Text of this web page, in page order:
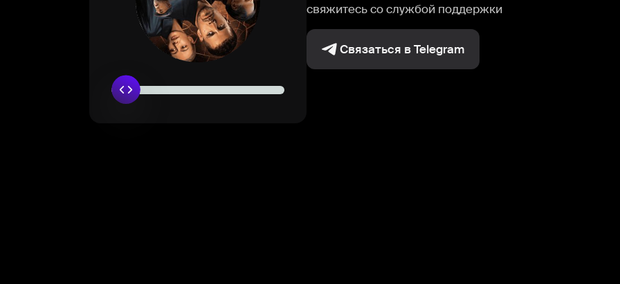
свяжитесь со службой поддержки
Связаться в Telegram